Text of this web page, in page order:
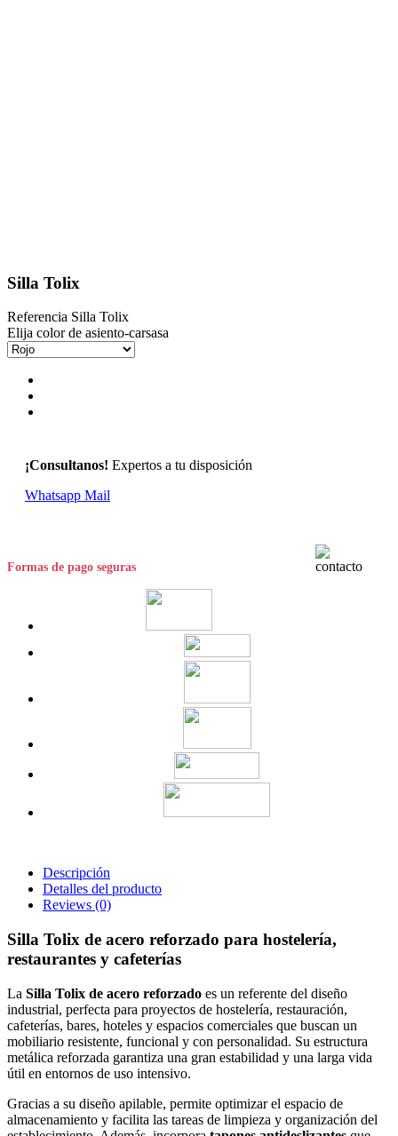
Silla Tolix
Referencia Silla Tolix
Elija color de asiento-carsasa
¡Consultanos! Expertos a tu disposición
Whatsapp Mail
Formas de pago seguras
Descripción
Detalles del producto
Reviews (0)
Silla Tolix de acero reforzado para hostelería,
restaurantes y cafeterías
La Silla Tolix de acero reforzado es un referente del diseño
industrial, perfecta para proyectos de hostelería, restauración,
cafeterías, bares, hoteles y espacios comerciales que buscan un
mobiliario resistente, funcional y con personalidad. Su estructura
metálica reforzada garantiza una gran estabilidad y una larga vida
útil en entornos de uso intensivo.
Gracias a su diseño apilable, permite optimizar el espacio de
almacenamiento y facilita las tareas de limpieza y organización del